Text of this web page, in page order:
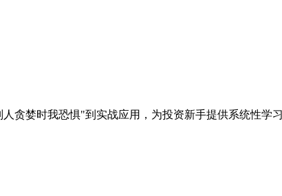
贪婪时我恐惧"到实战应用，为投资新手提供系统性学